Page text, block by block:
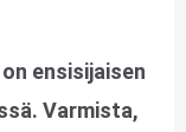
ensisijaisen
Varmista,